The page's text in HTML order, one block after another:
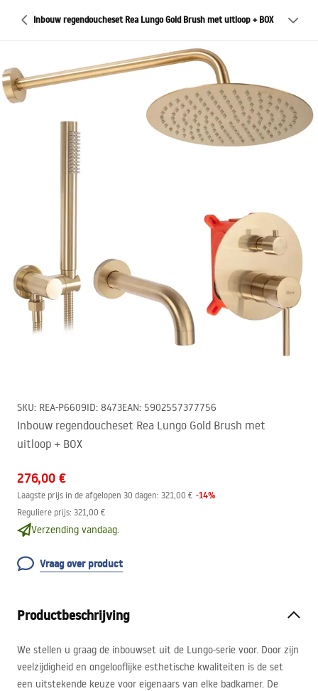
Inbouw regendoucheset Rea Lungo Gold Brush met uitloop + BOX
SKU: REA-P6609ID: 8473EAN: 5902557377756
Inbouw regendoucheset Rea Lungo Gold Brush met
uitloop + BOX
276,00 €
Laagste prijs in de afgelopen 30 dagen: 321,00 € -14%
Reguliere prijs: 321,00 €
Verzending vandaag.
Vraag over product
Productbeschrijving
We stellen u graag de inbouwset uit de Lungo-serie voor. Door zijn
veelzijdigheid en ongelooflijke esthetische kwaliteiten is de set
een uitstekende keuze voor eigenaars van elke badkamer. De